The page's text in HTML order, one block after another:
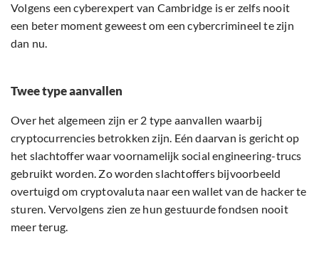
Volgens een cyberexpert van Cambridge is er zelfs nooit
een beter moment geweest om een cybercrimineel te zijn
dan nu.
Twee type aanvallen
Over het algemeen zijn er 2 type aanvallen waarbij
cryptocurrencies betrokken zijn. Eén daarvan is gericht op
het slachtoffer waar voornamelijk social engineering-trucs
gebruikt worden. Zo worden slachtoffers bijvoorbeeld
overtuigd om cryptovaluta naar een wallet van de hacker te
sturen. Vervolgens zien ze hun gestuurde fondsen nooit
meer terug.